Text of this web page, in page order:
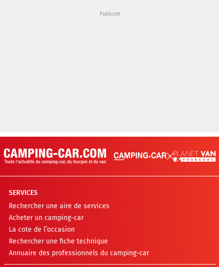
SERVICES
Rechercher une aire de services
Acheter un camping-car
La cote de l’occasion
Rechercher une fiche technique
Annuaire des professionnels du camping-car